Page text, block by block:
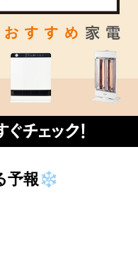
予報❄